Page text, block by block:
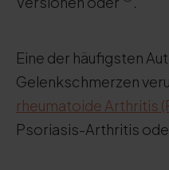
Eine der häufigsten
Gelenkschmerzen
rheumatoide Arthritis
Psoriasis-Arthritis